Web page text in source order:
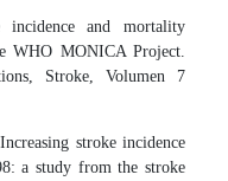
and mortality
WHO MONICA Project.
Stroke, Volumen 7
stroke incidence
a study from the stroke